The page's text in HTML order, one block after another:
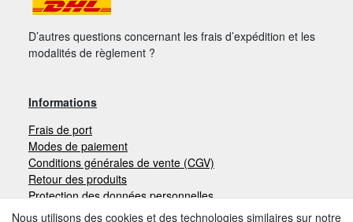
D’autres questions concernant les frais d’expédition et les
modalités de règlement ?
Informations
Frais de port
Modes de paiement
Conditions générales de vente (CGV)
Retour des produits
Protection des données personnelles
Mentions légales
Nous utilisons des cookies et des technologies similaires sur notre